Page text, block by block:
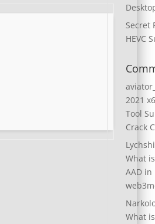
Secret
HEVC
2021
Tool
Crack
What
AAD
What